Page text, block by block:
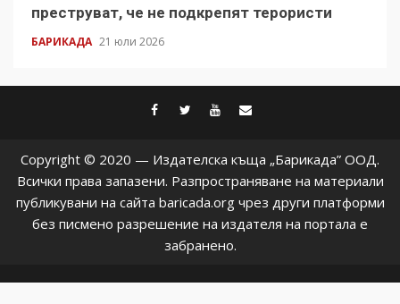
преструват, че не подкрепят терористи
БАРИКАДА 21 юли 2026
facebook
twitter
youtube
Copyright © 2020 — Издателска къща „Барикада” ООД.
Всички права запазени. Разпространяване на материали
публикувани на сайта baricada.org чрез други платформи
без писмено разрешение на издателя на портала е
забранено.